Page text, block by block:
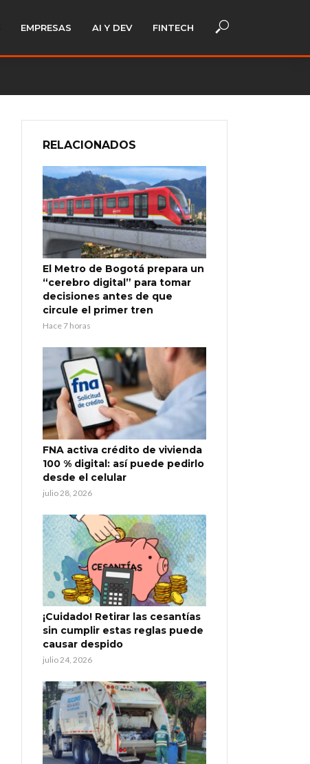
EMPRESAS AI Y DEV FINTECH
RELACIONADOS
El Metro de Bogotá prepara un
“cerebro digital” para tomar
decisiones antes de que
circule el primer tren
Hace 7 horas
FNA activa crédito de vivienda
100 % digital: así puede pedirlo
desde el celular
julio 28, 2026
¡Cuidado! Retirar las cesantías
sin cumplir estas reglas puede
causar despido
julio 24, 2026